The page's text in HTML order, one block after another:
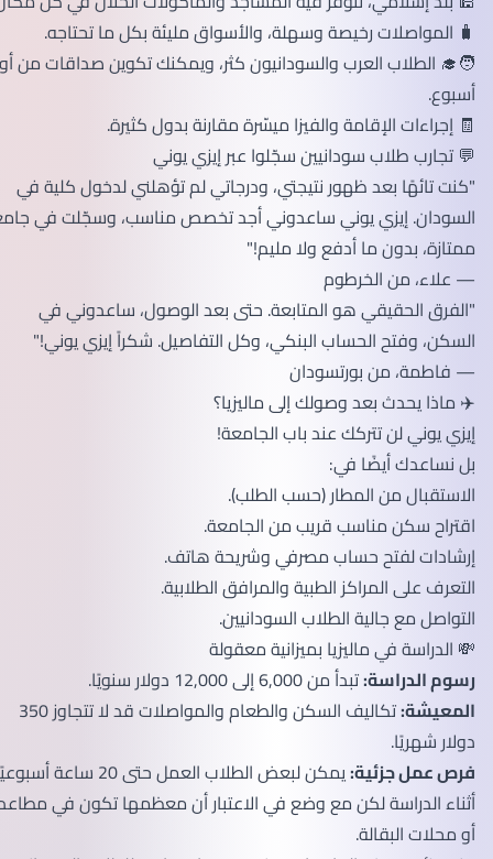
🧳 المواصلات رخيصة وسهلة، والأسواق مليئة بكل ما تحتاجه.
🧑‍🎓 الطلاب العرب والسودانيون كثر، ويمكنك تكوين صداقات من أول
أسبوع.
🧾 إجراءات الإقامة والفيزا ميسّرة مقارنة بدول كثيرة.
💬 تجارب طلاب سودانيين سجّلوا عبر إيزي يوني
"كنت تائهًا بعد ظهور نتيجتي، ودرجاتي لم تؤهلني لدخول كلية في
السودان. إيزي يوني ساعدوني أجد تخصص مناسب، وسجّلت في جامعة
ممتازة، بدون ما أدفع ولا مليم!"
— علاء، من الخرطوم
"الفرق الحقيقي هو المتابعة. حتى بعد الوصول، ساعدوني في
السكن، وفتح الحساب البنكي، وكل التفاصيل. شكراً إيزي يوني!"
— فاطمة، من بورتسودان
✈️ ماذا يحدث بعد وصولك إلى ماليزيا؟
إيزي يوني لن تتركك عند باب الجامعة!
بل نساعدك أيضًا في:
الاستقبال من المطار (حسب الطلب).
اقتراح سكن مناسب قريب من الجامعة.
إرشادات لفتح حساب مصرفي وشريحة هاتف.
التعرف على المراكز الطبية والمرافق الطلابية.
التواصل مع جالية الطلاب السودانيين.
💸 الدراسة في ماليزيا بميزانية معقولة
رسوم الدراسة:تبدأ من 6,000 إلى 12,000 دولار سنويًا.
المعيشة:
تكاليف السكن والطعام والمواصلات قد لا تتجاوز 350
دولار شهريًا.
فرص عمل جزئية:
يمكن لبعض الطلاب العمل حتى 20 ساعة أسبوعيًا
أثناء الدراسة لكن مع وضع في الاعتبار أن معظمها تكون في مطاعم
أو محلات البقالة.